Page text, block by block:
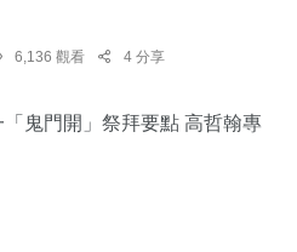
6,136 觀看 4 分享